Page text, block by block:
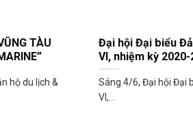
TÀU
hộ du lịch &
Đại hội Đại biểu
VI, nhiệm kỳ 2020-
Sáng 4/6, Đại hội Đại
VI,...